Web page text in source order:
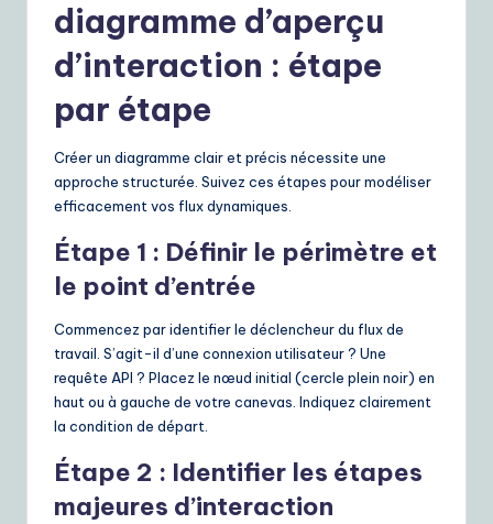
diagramme d’aperçu
d’interaction : étape
par étape
Créer un diagramme clair et précis nécessite une
approche structurée. Suivez ces étapes pour modéliser
efficacement vos flux dynamiques.
Étape 1 : Définir le périmètre et
le point d’entrée
Commencez par identifier le déclencheur du flux de
travail. S’agit-il d’une connexion utilisateur ? Une
requête API ? Placez le nœud initial (cercle plein noir) en
haut ou à gauche de votre canevas. Indiquez clairement
la condition de départ.
Étape 2 : Identifier les étapes
majeures d’interaction